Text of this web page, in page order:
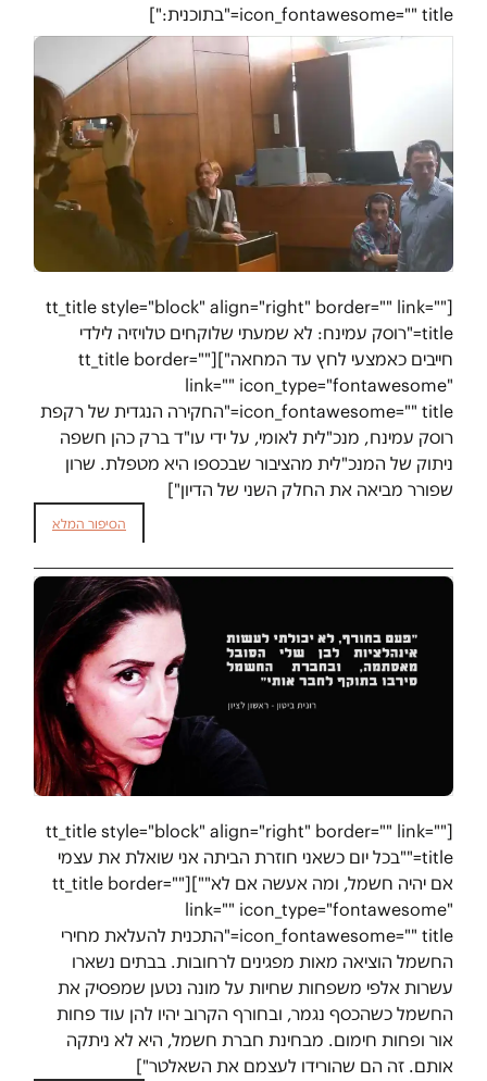
icon_fontawesome="" title="בתוכנית:"]
[tt_title style="block" align="right" border="" link=""
title="רוסק עמינח: לא שמעתי שלוקחים טלויזיה לילדי
חייבים כאמצעי לחץ עד המחאה"][tt_title border=""
link="" icon_type="fontawesome"
icon_fontawesome="" title="החקירה הנגדית של רקפת
רוסק עמינח, מנכ"לית לאומי, על ידי עו"ד ברק כהן חשפה
ניתוק של המנכ"לית מהציבור שבכספו היא מטפלת. שרון
שפורר מביאה את החלק השני של הדיון"]
הסיפור המלא
[tt_title style="block" align="right" border="" link=""
title=""בכל יום כשאני חוזרת הביתה אני שואלת את עצמי
אם יהיה חשמל, ומה אעשה אם לא""][tt_title border=""
link="" icon_type="fontawesome"
icon_fontawesome="" title="התכנית להעלאת מחירי
החשמל הוציאה מאות מפגינים לרחובות. בבתים נשארו
עשרות אלפי משפחות שחיות על מונה נטען שמפסיק את
החשמל כשהכסף נגמר, ובחורף הקרוב יהיו להן עוד פחות
אור ופחות חימום. מבחינת חברת חשמל, היא לא ניתקה
אותם. זה הם שהורידו לעצמם את השאלטר"]